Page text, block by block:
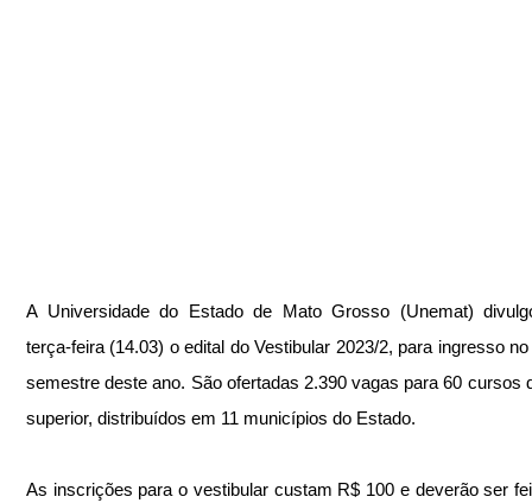
A Universidade do Estado de Mato Grosso (Unemat)
terça-feira (14.03) o edital do Vestibular 2023/2, para ingresso
semestre deste ano. São ofertadas 2.390 vagas para 60 cursos
superior, distribuídos em 11 municípios do Estado.
As inscrições para o vestibular custam R$ 100 e deverão ser